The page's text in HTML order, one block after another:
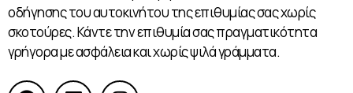
οδήγησης του αυτοκινήτου της επιθυμίας σας χωρίς
σκοτούρες. Κάντε την επιθυμία σας πραγματικότητα
γρήγορα με ασφάλεια και χωρίς ψιλά γράμματα.